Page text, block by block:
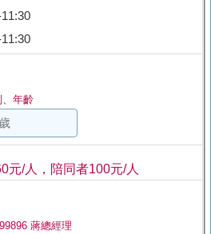
、年齡
元/人，陪同者100元/人
蔣總經理